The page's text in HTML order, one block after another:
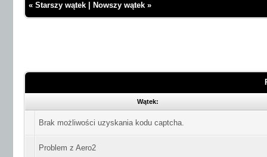
« Starszy wątek Nowszy wątek »
Wątek:
Brak możliwości uzyskania kodu captcha.
Problem z Aero2